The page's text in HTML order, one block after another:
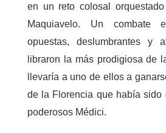
en un reto colosal
Maquiavelo. Un combate
opuestas, deslumbrantes y
libraron la más prodigiosa de
llevaría a uno de ellos a
de la Florencia que había sido
poderosos Médici.